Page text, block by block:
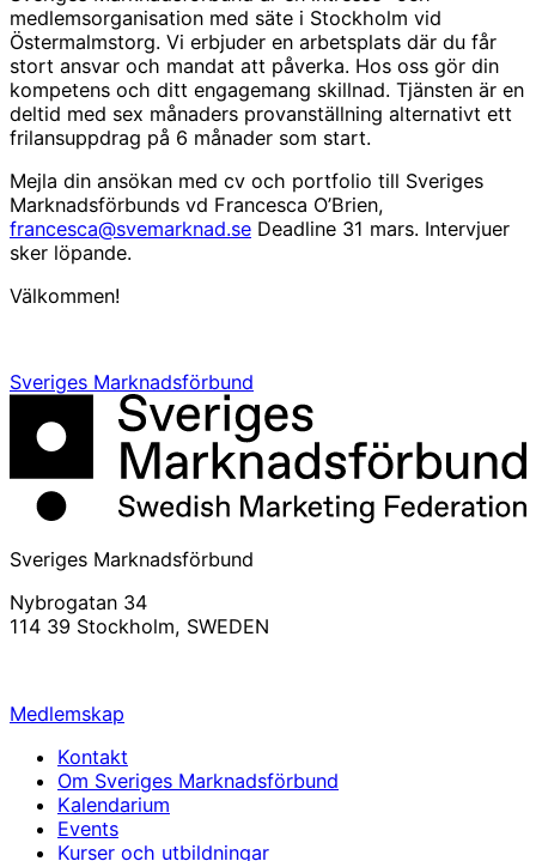
medlemsorganisation med säte i Stockholm vid
Östermalmstorg. Vi erbjuder en arbetsplats där du får
stort ansvar och mandat att påverka. Hos oss gör din
kompetens och ditt engagemang skillnad. Tjänsten är en
deltid med sex månaders provanställning alternativt ett
frilansuppdrag på 6 månader som start.
Mejla din ansökan med cv och portfolio till Sveriges
Marknadsförbunds vd Francesca O’Brien,
francesca@svemarknad.se Deadline 31 mars. Intervjuer
sker löpande.
Välkommen!
Sveriges Marknadsförbund
Sveriges Marknadsförbund
Nybrogatan 34
114 39 Stockholm, SWEDEN
Medlemskap
Kontakt
Om Sveriges Marknadsförbund
Kalendarium
Events
Kurser och utbildningar